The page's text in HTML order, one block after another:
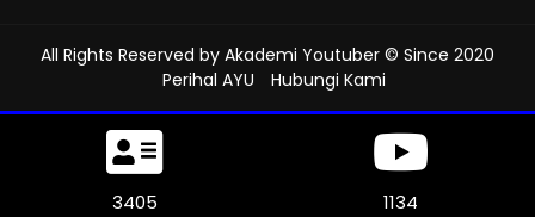
All Rights Reserved by Akademi Youtuber © Since 2020
Perihal AYU
Hubungi Kami
3702 1234